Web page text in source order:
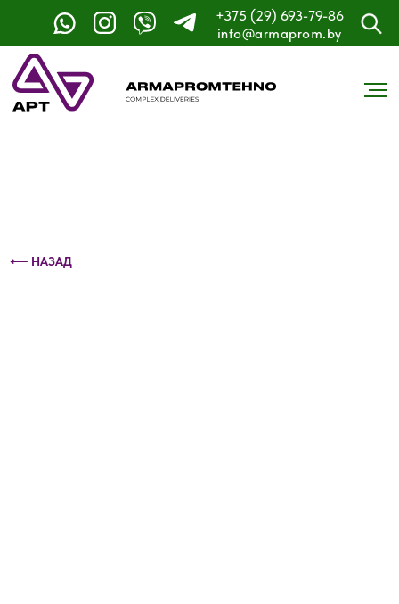
+375 (29) 693-79-86
info@armaprom.by
Контактный телефон: +375 (29) 693-79-86
⟵ НАЗАД